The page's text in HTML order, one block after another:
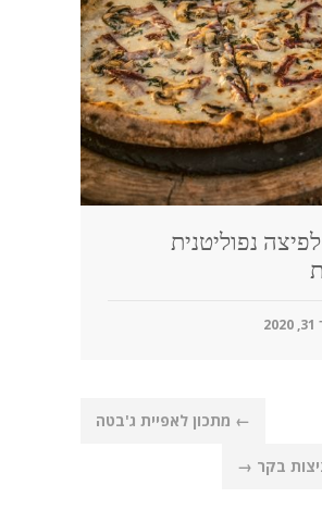
נפוליטנית
← מתכון לאפיית ג'בטה
בקר →